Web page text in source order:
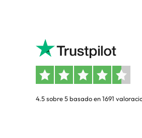
4.5 sobre 5 basado en 1691